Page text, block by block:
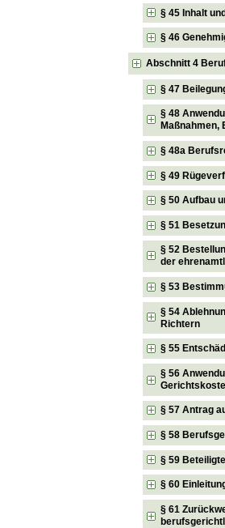
§ 45 Inhalt
§ 46
Abschnitt 4
§ 47
§ 48
Maßnahmen,
§ 48a
§ 49
§ 50 Aufbau
§ 51
§ 52
der
§ 53
§ 54
Richtern
§ 55
§ 56
§ 57 Antrag
§ 58
§ 59
§ 60
§ 61